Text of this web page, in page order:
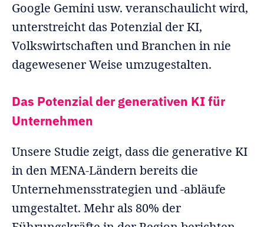
Google Gemini usw. veranschaulicht wird,
unterstreicht das Potenzial der KI,
Volkswirtschaften und Branchen in nie
dagewesener Weise umzugestalten.
Das Potenzial der generativen KI für
Unternehmen
Unsere Studie zeigt, dass die generative KI
in den MENA-Ländern bereits die
Unternehmensstrategien und -abläufe
umgestaltet. Mehr als 80% der